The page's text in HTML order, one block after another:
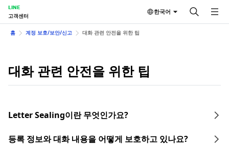
LINE
고객센터
한국어
홈 계정 보호/보안/신고 대화 관련 안전을 위한 팁
대화 관련 안전을 위한 팁
Letter Sealing이란 무엇인가요?
등록 정보와 대화 내용을 어떻게 보호하고 있나요?